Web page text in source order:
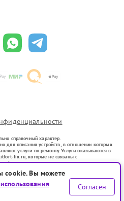
справочный характер.
для описания устройств, в отношении которых
услуги по ремонту. Услуги оказываются в
fix.ru, которые не связаны с
официальными представителями.
в гражданский оборот в соответствии
цели индивидуализации услуг или введения
о предоставляемых услугах по
публичной офертой, определяемой
cookie. Вы можете
Согласен